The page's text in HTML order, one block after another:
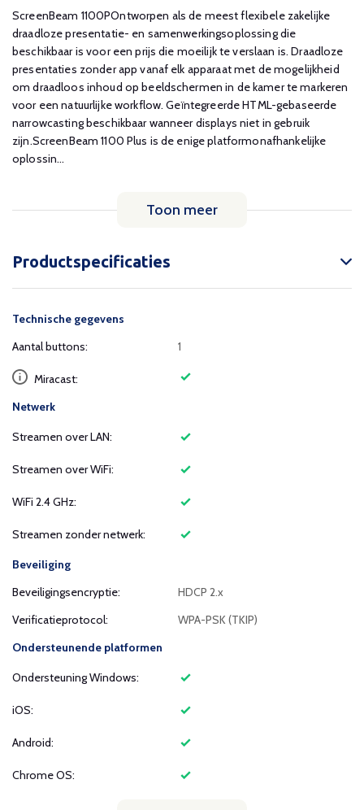
ScreenBeam 1100POntworpen als de meest flexibele zakelijke
draadloze presentatie- en samenwerkingsoplossing die
beschikbaar is voor een prijs die moeilijk te verslaan is. Draadloze
presentaties zonder app vanaf elk apparaat met de mogelijkheid
om draadloos inhoud op beeldschermen in de kamer te markeren
voor een natuurlijke workflow. Geïntegreerde HTML-gebaseerde
narrowcasting beschikbaar wanneer displays niet in gebruik
zijn.ScreenBeam 1100 Plus is de enige platformonafhankelijke
oplossin...
Toon meer
Productspecificaties
Technische gegevens
Aantal buttons:
1
Miracast:
Netwerk
Streamen over LAN:
Streamen over WiFi:
WiFi 2.4 GHz:
Streamen zonder netwerk:
Beveiliging
Beveiligingsencryptie:
HDCP 2.x
Verificatieprotocol:
WPA-PSK (TKIP)
Ondersteunende platformen
Ondersteuning Windows:
iOS:
Android:
Chrome OS: